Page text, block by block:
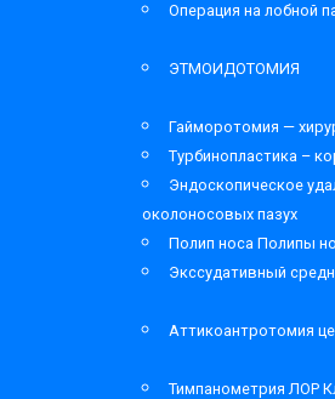
Операция на лобной
ЭТМОИДОТОМИЯ
Гайморотомия —
Турбинопластика –
Эндоскопическое
околоносовых пазух
Полип носа Полипы
Экссудативный
Аттикоантротомия
Тимпанометрия ЛОР